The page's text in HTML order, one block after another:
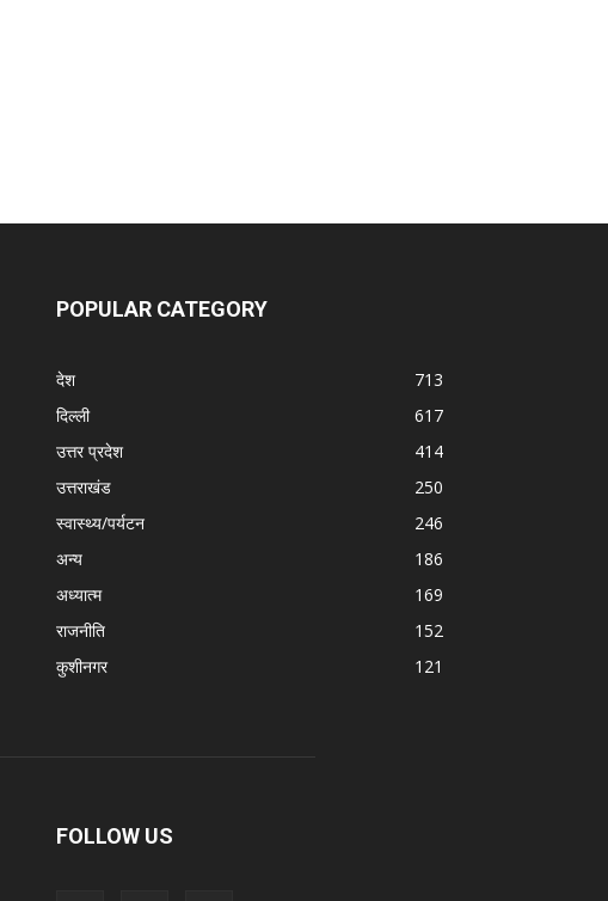
POPULAR CATEGORY
देश
713
दिल्ली
617
उत्तर प्रदेश
414
उत्तराखंड
250
स्वास्थ्य/पर्यटन
246
अन्य
186
अध्यात्म
169
राजनीति
152
कुशीनगर
121
FOLLOW US